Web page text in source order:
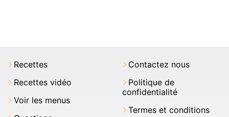
Recettes
Recettes vidéo
Voir les menus
Contactez nous
Politique de
confidentialité
Termes et conditions